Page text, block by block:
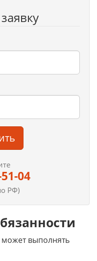
04
РФ)
выполнять